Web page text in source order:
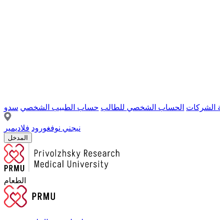
الشركات الحساب الشخصي للطالب حساب الطبيب الشخصي سدو
نيجني نوفغورود فلاديمير
المدخل
الطعام